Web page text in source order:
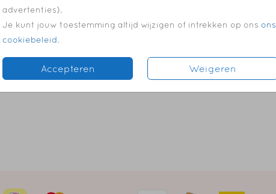
advertenties).
Je kunt jouw toestemming altijd wijzigen of intrekken op ons ons
cookiebeleid.
Accepteren Weigeren